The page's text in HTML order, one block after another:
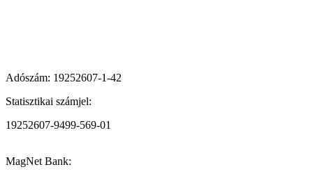
Adószám: 19252607-1-42
Statisztikai számjel:
19252607-9499-569-01
MagNet Bank: